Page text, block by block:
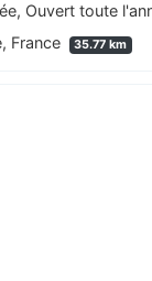
Ouvert toute
France
35.77 km